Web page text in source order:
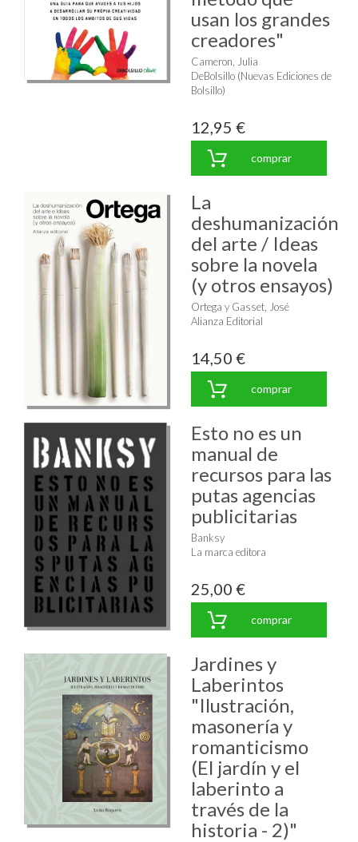
usan los grandes
creadores"
Cameron, Julia
DeBolsillo (Nuevas Ediciones de
Bolsillo)
12,95 €
comprar
La
deshumanización
del arte / Ideas
sobre la novela
(y otros ensayos)
Ortega y Gasset, José
Alianza Editorial
14,50 €
comprar
Esto no es un
manual de
recursos para las
putas agencias
publicitarias
Banksy
La marca editora
25,00 €
comprar
Jardines y
Laberintos
"Ilustración,
masonería y
romanticismo
(El jardín y el
laberinto a
través de la
historia - 2)"